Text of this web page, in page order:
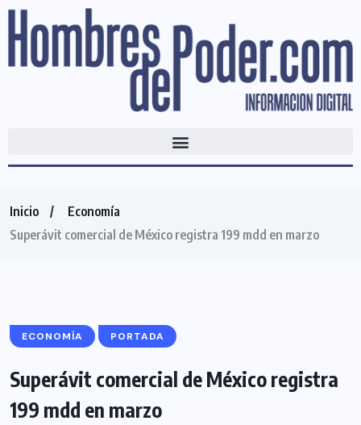
Inicio
Economía
Superávit comercial de México registra 199 mdd en marzo
ECONOMÍA PORTADA
Superávit comercial de México registra
199 mdd en marzo